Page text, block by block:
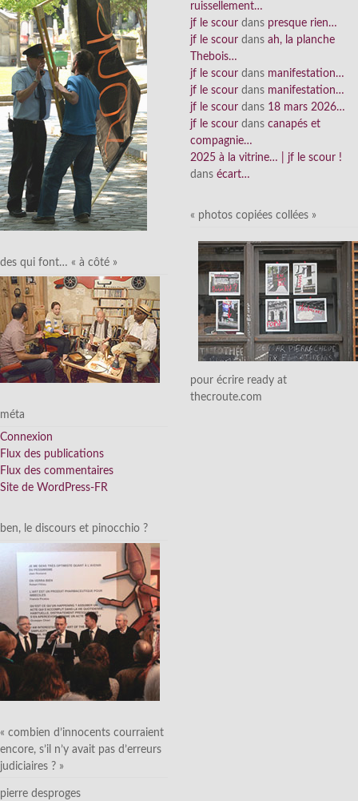
des qui font… « à côté »
méta
Connexion
Flux des publications
Flux des commentaires
Site de WordPress-FR
ben, le discours et pinocchio ?
« combien d’innocents courraient
encore, s’il n’y avait pas d’erreurs
judiciaires ? »
pierre desproges
ruissellement…
jf le scour dans presque rien…
jf le scour dans ah, la planche
Thebois…
jf le scour dans manifestation…
jf le scour dans manifestation…
jf le scour dans 18 mars 2026…
jf le scour dans canapés et
compagnie…
2025 à la vitrine… | jf le scour !
dans écart…
« photos copiées collées »
pour écrire ready at
thecroute.com